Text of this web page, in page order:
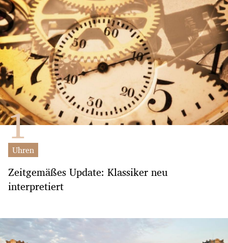
Uhren
Zeitgemäßes Update: Klassiker neu
interpretiert